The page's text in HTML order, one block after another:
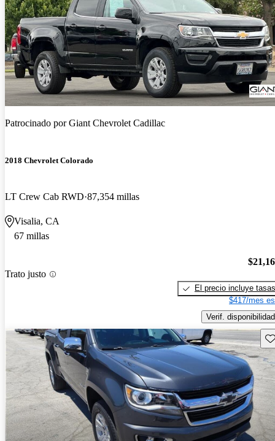
Patrocinado porGiant Chevrolet Cadillac
2018 Chevrolet Colorado
LT Crew Cab RWD 87,354 millas
Visalia, CA
67 millas
Trato justo
El precio incluye tasas
$417/mes
Verif. disponibilidad